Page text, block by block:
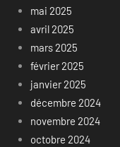
mai 2025
avril 2025
mars 2025
février 2025
janvier 2025
décembre 2024
novembre 2024
octobre 2024